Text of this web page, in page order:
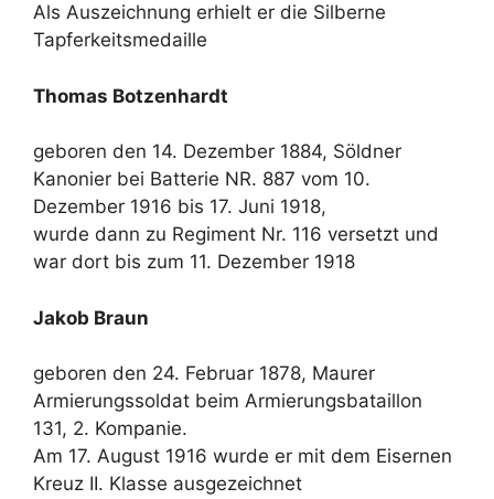
Als Auszeichnung erhielt er die Silberne
Tapferkeitsmedaille
Thomas Botzenhardt
geboren den 14. Dezember 1884, Söldner
Kanonier bei Batterie NR. 887 vom 10.
Dezember 1916 bis 17. Juni 1918,
wurde dann zu Regiment Nr. 116 versetzt und
war dort bis zum 11. Dezember 1918
Jakob Braun
geboren den 24. Februar 1878, Maurer
Armierungssoldat beim Armierungsbataillon
131, 2. Kompanie.
Am 17. August 1916 wurde er mit dem Eisernen
Kreuz II. Klasse ausgezeichnet